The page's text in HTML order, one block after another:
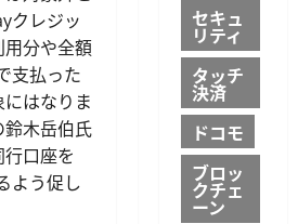
クレジッ
用分や全額
支払った
はなりま
木岳伯氏
口座を
よう促し
セキュ
リティ
タッチ
決済
ドコモ
ブロッ
クチェ
ーン